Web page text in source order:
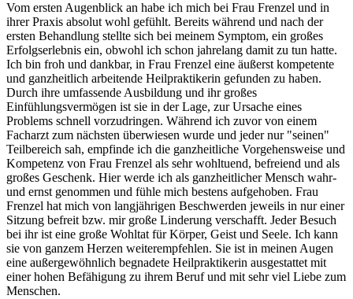
Vom ersten Augenblick an habe ich mich bei Frau Frenzel und in
ihrer Praxis absolut wohl gefühlt. Bereits während und nach der
ersten Behandlung stellte sich bei meinem Symptom, ein großes
Erfolgserlebnis ein, obwohl ich schon jahrelang damit zu tun hatte.
Ich bin froh und dankbar, in Frau Frenzel eine äußerst kompetente
und ganzheitlich arbeitende Heilpraktikerin gefunden zu haben.
Durch ihre umfassende Ausbildung und ihr großes
Einfühlungsvermögen ist sie in der Lage, zur Ursache eines
Problems schnell vorzudringen. Während ich zuvor von einem
Facharzt zum nächsten überwiesen wurde und jeder nur "seinen"
Teilbereich sah, empfinde ich die ganzheitliche Vorgehensweise und
Kompetenz von Frau Frenzel als sehr wohltuend, befreiend und als
großes Geschenk. Hier werde ich als ganzheitlicher Mensch wahr-
und ernst genommen und fühle mich bestens aufgehoben. Frau
Frenzel hat mich von langjährigen Beschwerden jeweils in nur einer
Sitzung befreit bzw. mir große Linderung verschafft. Jeder Besuch
bei ihr ist eine große Wohltat für Körper, Geist und Seele. Ich kann
sie von ganzem Herzen weiterempfehlen. Sie ist in meinen Augen
eine außergewöhnlich begnadete Heilpraktikerin ausgestattet mit
einer hohen Befähigung zu ihrem Beruf und mit sehr viel Liebe zum
Menschen.